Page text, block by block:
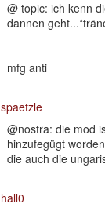
@ topic: ich kenn
dannen
mfg anti
spaetzle
@nostra: die mod
hinzufegügt
die auch die
hall0